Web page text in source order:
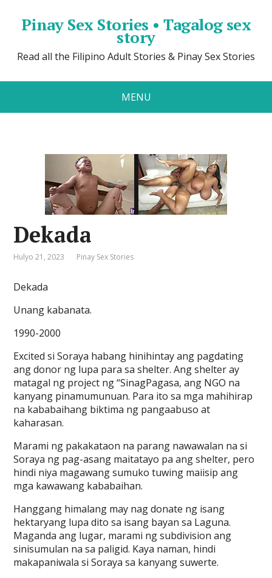
Pinay Sex Stories • Tagalog sex
story
Read all the Filipino Adult Stories & Pinay Sex Stories
MENU
Dekada
Hulyo 21, 2023 Pinay Sex Stories
Dekada
Unang kabanata.
1990-2000
Excited si Soraya habang hinihintay ang pagdating
ang donor ng lupa para sa shelter. Ang shelter ay
matagal ng project ng “SinagPagasa, ang NGO na
kanyang pinamumunuan. Para ito sa mga mahihirap
na kababaihang biktima ng pangaabuso at
kaharasan.
Marami ng pakakataon na parang nawawalan na si
Soraya ng pag-asang maitatayo pa ang shelter, pero
hindi niya magawang sumuko tuwing maiisip ang
mga kawawang kababaihan.
Hanggang himalang may nag donate ng isang
hektaryang lupa dito sa isang bayan sa Laguna.
Maganda ang lugar, marami ng subdivision ang
sinisumulan na sa paligid. Kaya naman, hindi
makapaniwala si Soraya sa kanyang suwerte.